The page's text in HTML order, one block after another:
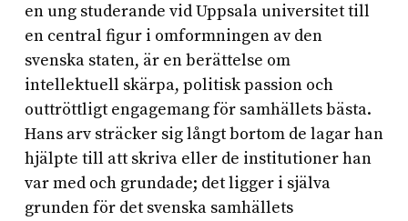
en ung studerande vid Uppsala universitet till
en central figur i omformningen av den
svenska staten, är en berättelse om
intellektuell skärpa, politisk passion och
outtröttligt engagemang för samhällets bästa.
Hans arv sträcker sig långt bortom de lagar han
hjälpte till att skriva eller de institutioner han
var med och grundade; det ligger i själva
grunden för det svenska samhällets